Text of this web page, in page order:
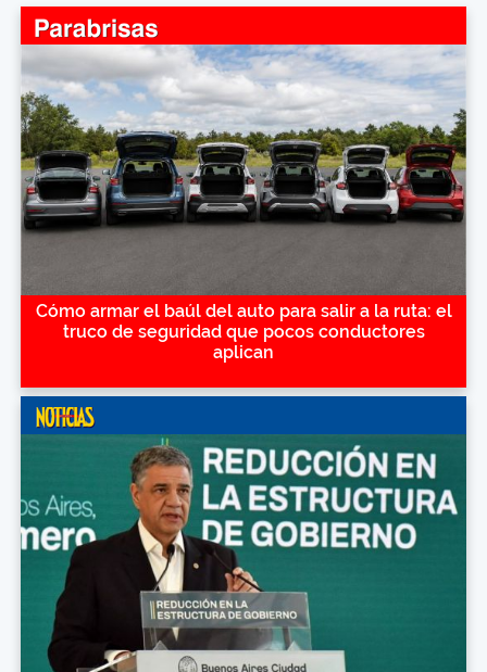
Cómo armar el baúl del auto para salir a la ruta: el
truco de seguridad que pocos conductores
aplican